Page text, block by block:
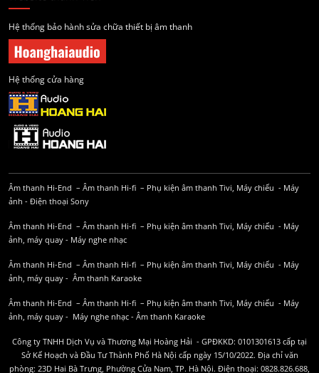
Hệ thống bảo hành sửa chữa thiết bị âm thanh
Hệ thống cửa hàng
Âm thanh Hi-End – Âm thanh Hi-fi – Phụ kiện âm thanh Tivi, Máy chiếu - Máy
ảnh - Điện thoại Sony
Âm thanh Hi-End – Âm thanh Hi-fi – Phụ kiện âm thanh Tivi, Máy chiếu - Máy
ảnh, máy quay - Máy nghe nhạc
Âm thanh Hi-End – Âm thanh Hi-fi – Phụ kiện âm thanh Tivi, Máy chiếu - Máy
ảnh, máy quay - Âm thanh Karaoke
Âm thanh Hi-End – Âm thanh Hi-fi – Phụ kiện âm thanh Tivi, Máy chiếu - Máy
ảnh, máy quay - Máy nghe nhạc - Âm thanh Karaoke
Công ty TNHH Dịch Vụ và Thương Mại Hoàng Hải - GPĐKKD: 0101301613 cấp tại
Sở Kế Hoạch và Đầu Tư Thành Phố Hà Nội cấp ngày 15/10/2022. Địa chỉ văn
phòng: 23D Hai Bà Trưng, Phường Cửa Nam, TP. Hà Nội. Điện thoại: 0828.826.688,